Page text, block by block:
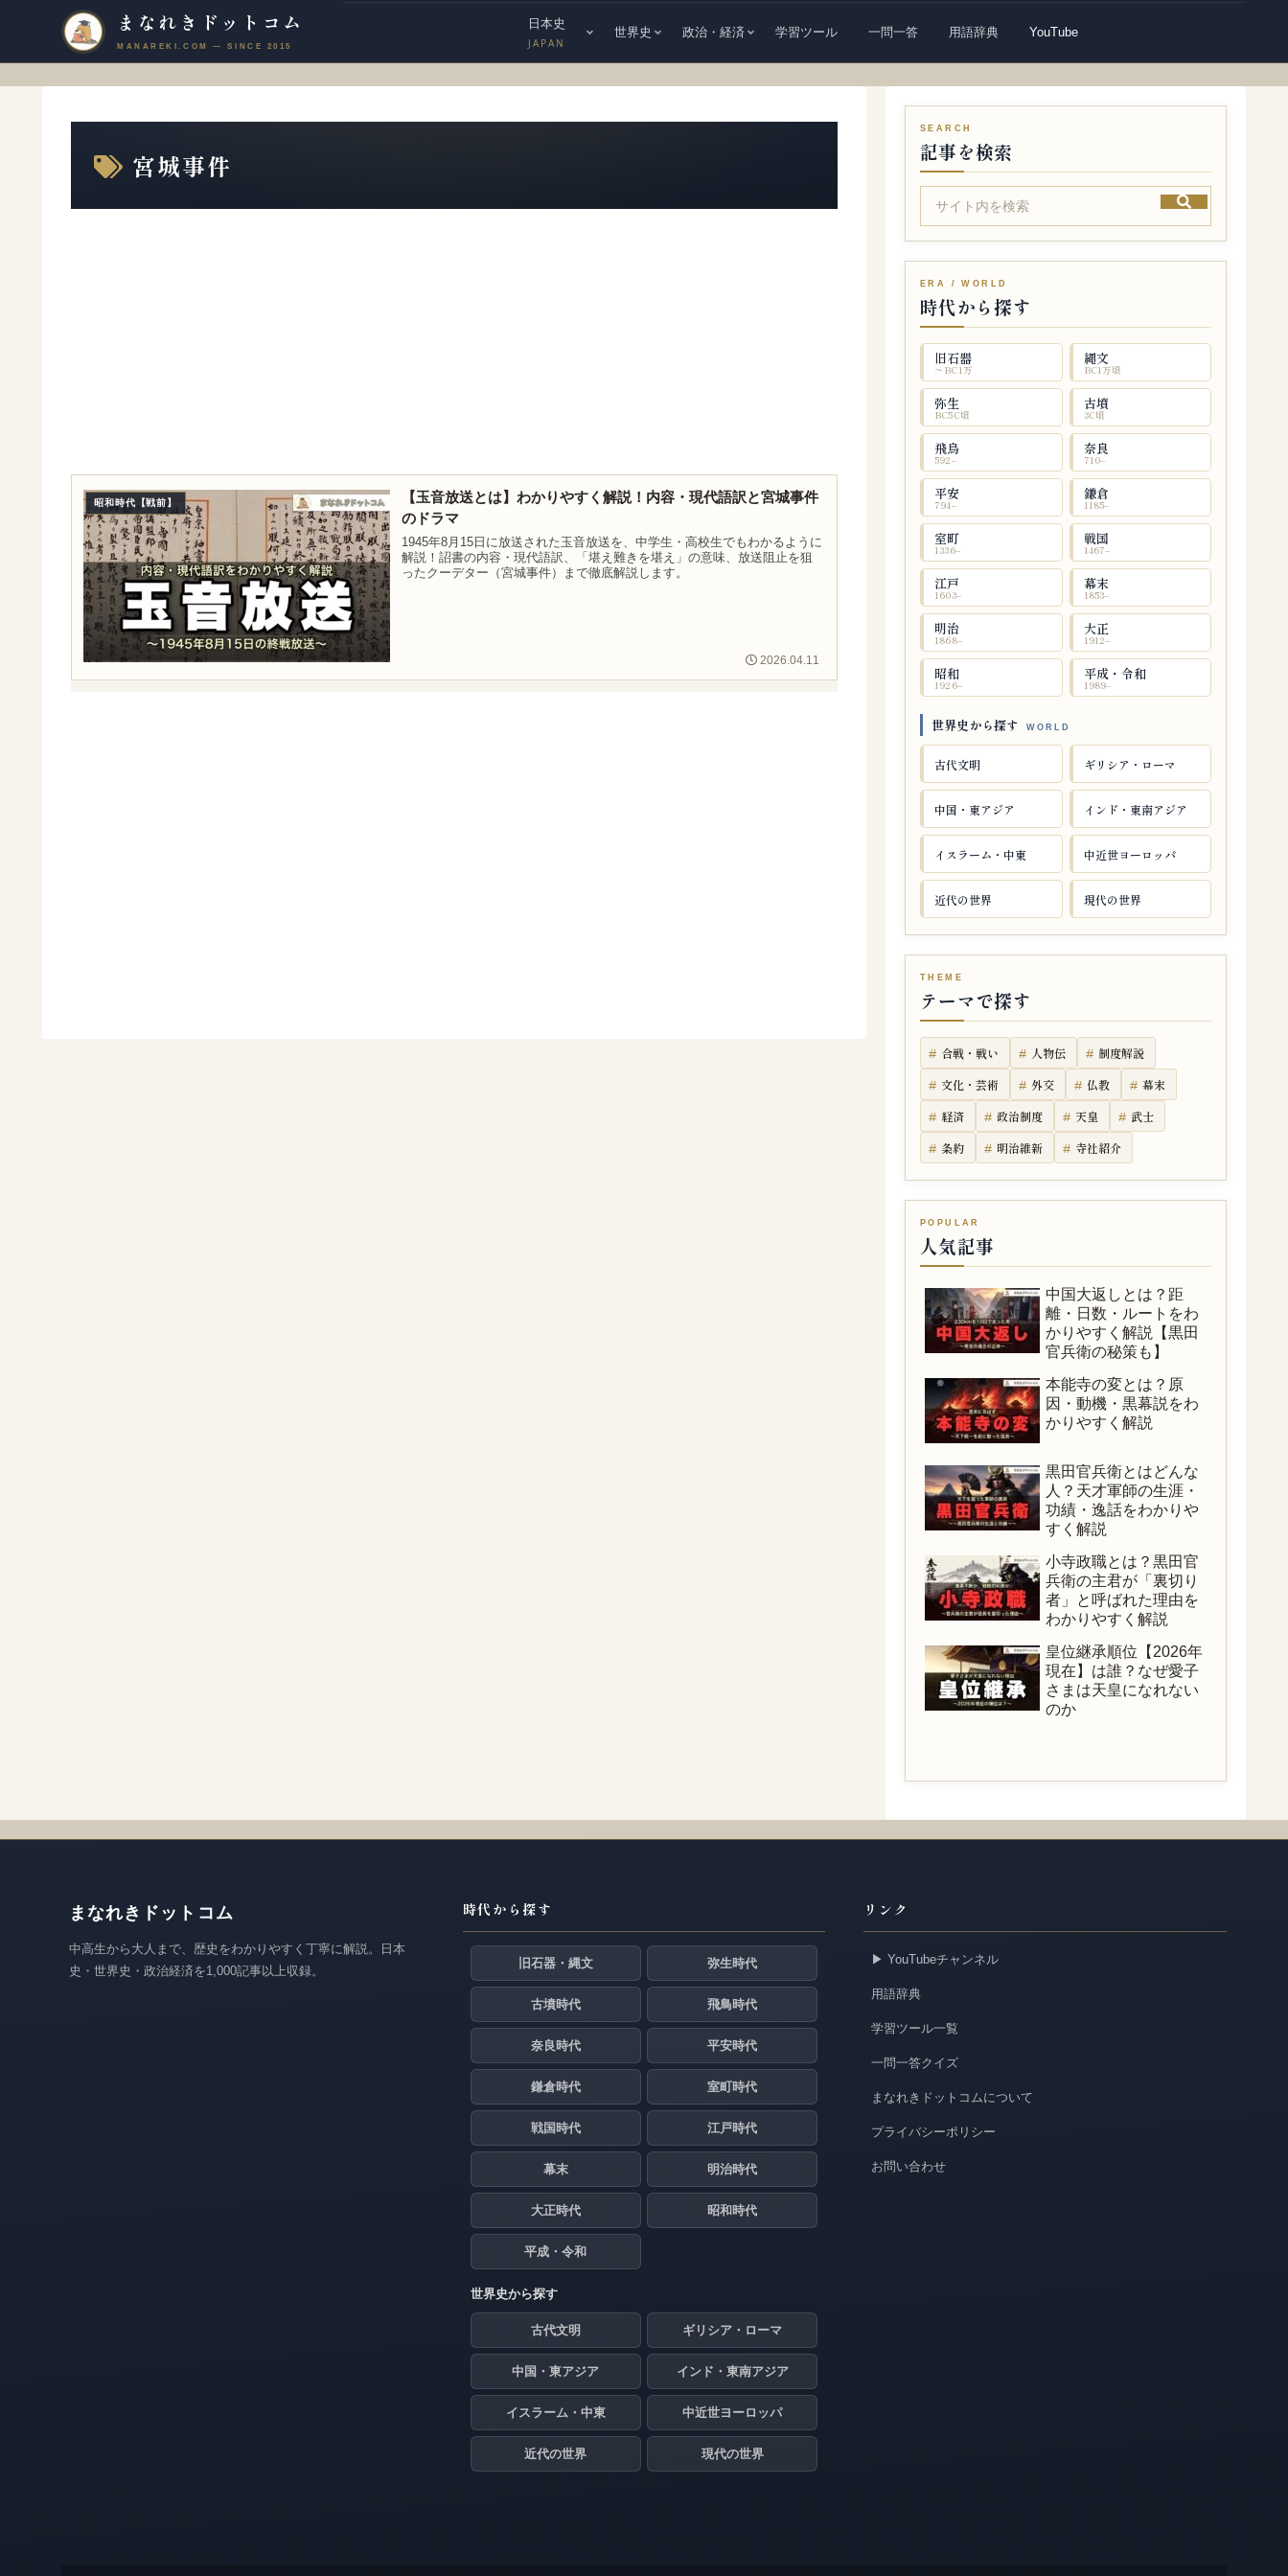
まなれきドットコム 日本史
JAPAN
世界史 政治・経済 学習ツール 一問一答 用語辞典 YouTube
宮城事件
昭和時代【戦前】
【玉音放送とは】わかりやすく解説！内容・現代語訳と宮城事件
のドラマ
1945年8月15日に放送された玉音放送を、中学生・高校生でもわかるように
解説！詔書の内容・現代語訳、「堪え難きを堪え」の意味、放送阻止を狙
ったクーデター（宮城事件）まで徹底解説します。
2026.04.11
記事を検索
時代から探す
旧石器
〜BC1万
縄文
BC1万頃
弥生
BC5C頃
古墳
3C頃
飛鳥
592–
奈良
710–
平安
794–
鎌倉
1185–
室町
1336–
戦国
1467–
江戸
1603–
幕末
1853–
明治
1868–
大正
1912–
昭和
1926–
平成・令和
1989–
世界史から探す
古代文明 ギリシア・ローマ
中国・東アジア インド・東南アジア
イスラーム・中東 中近世ヨーロッパ
近代の世界 現代の世界
テーマで探す
合戦・戦い 人物伝
制度解説
文化・芸術
外交 仏教
幕末
経済
政治制度 天皇
武士
条約
明治維新 寺社紹介
人気記事
中国大返しとは？距
離・日数・ルートをわ
かりやすく解説【黒田
官兵衛の秘策も】
本能寺の変とは？原
因・動機・黒幕説をわ
かりやすく解説
黒田官兵衛とはどんな
人？天才軍師の生涯・
功績・逸話をわかりや
すく解説
小寺政職とは？黒田官
兵衛の主君が「裏切り
者」と呼ばれた理由を
わかりやすく解説
皇位継承順位【2026年
現在】は誰？なぜ愛子
さまは天皇になれない
のか
まなれきドットコム
中高生から大人まで、歴史をわかりやすく丁寧に解説。日本
史・世界史・政治経済を1,000記事以上収録。
時代から探す
旧石器・縄文 弥生時代
古墳時代 飛鳥時代
奈良時代 平安時代
鎌倉時代 室町時代
戦国時代 江戸時代
幕末 明治時代
大正時代 昭和時代
平成・令和
世界史から探す
古代文明 ギリシア・ローマ
中国・東アジア インド・東南アジア
イスラーム・中東 中近世ヨーロッパ
近代の世界 現代の世界
リンク
▶ YouTubeチャンネル
用語辞典
学習ツール一覧
一問一答クイズ
まなれきドットコムについて
プライバシーポリシー
お問い合わせ